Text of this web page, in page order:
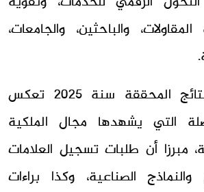
والباحثين، والجامعات،
وأشار إلى أن النتائج المحققة سنة 2025 تعكس
التي يشهدها مجال الملكية
مبرزا أن طلبات تسجيل العلامات
والنماذج الصناعية، وكذا براءات